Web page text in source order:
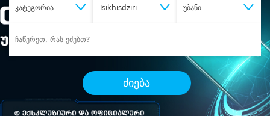
კატეგორია Tsikhisdziri უბანი
ძიება
შეიძინესასურველი მომსახურება